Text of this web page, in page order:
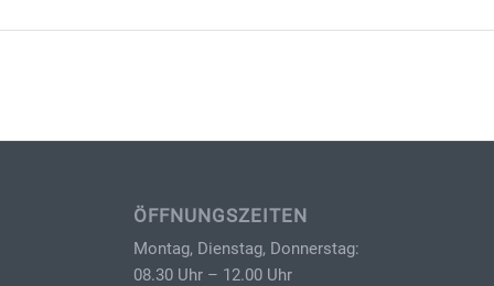
ÖFFNUNGSZEITEN
Montag, Dienstag, Donnerstag:
08.30 Uhr – 12.00 Uhr